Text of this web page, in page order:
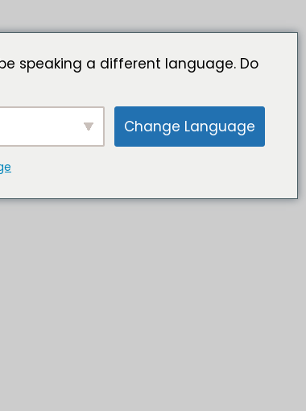
speaking a different language. Do
Change Language